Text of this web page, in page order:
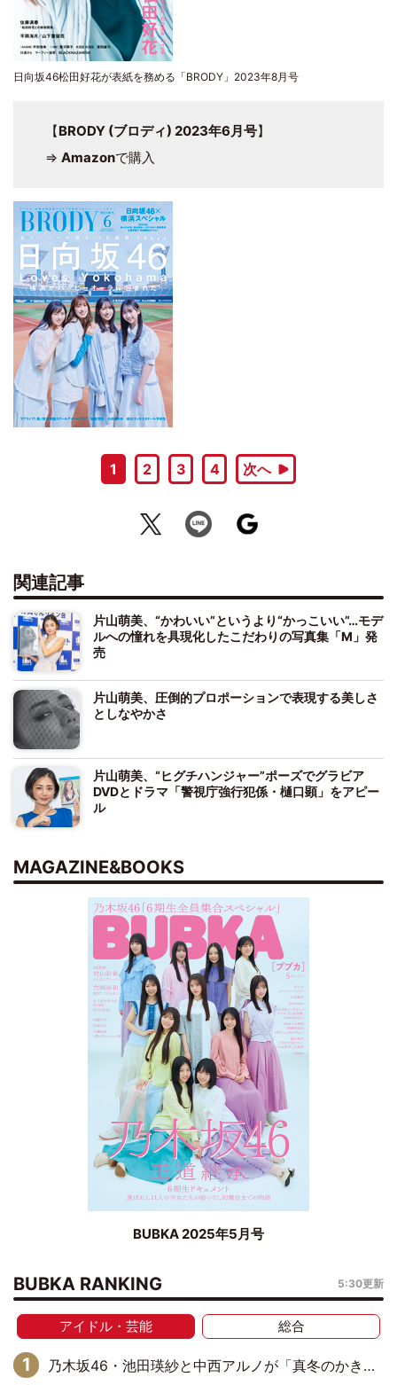
日向坂46松田好花が表紙を務める「BRODY」2023年8月号
【BRODY (ブロディ) 2023年6月号】
⇒ Amazonで購入
1 2 3 4 次へ
関連記事
片山萌美、“かわいい”というより“かっこいい”…モデ
ルへの憧れを具現化したこだわりの写真集「M」発
売
片山萌美、圧倒的プロポーションで表現する美しさ
としなやかさ
片山萌美、“ヒグチハンジャー”ポーズでグラビア
DVDとドラマ「警視庁強行犯係・樋口顕」をアピー
ル
MAGAZINE&BOOKS
BUBKA 2025年5月号
BUBKA RANKING 5:30更新
アイドル・芸能 総合
乃木坂46・池田瑛紗と中西アルノが「真冬のかき氷」騒動で火花散らす！ 因縁の裏にあるのは、逆境をともに“凌”ぐ似た者同士の絆